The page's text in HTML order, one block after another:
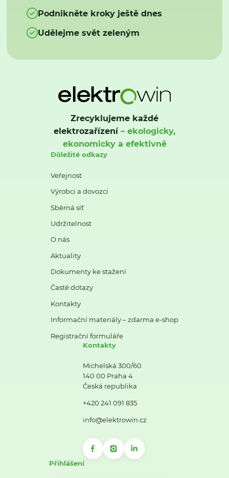
Podnikněte kroky ještě dnes
Udělejme svět zeleným
Zrecyklujeme každé
elektrozařízení– ekologicky,
ekonomicky a efektivně
Důležité odkazy
Veřejnost
Výrobci a dovozci
Sběrná síť
Udržitelnost
O nás
Aktuality
Dokumenty ke stažení
Časté dotazy
Kontakty
Informační materiály – zdarma e-shop
Registrační formuláře
Kontakty
Michelská 300/60
140 00 Praha 4
Česká republika
+420 241 091 835
info@elektrowin.cz
Přihlášení